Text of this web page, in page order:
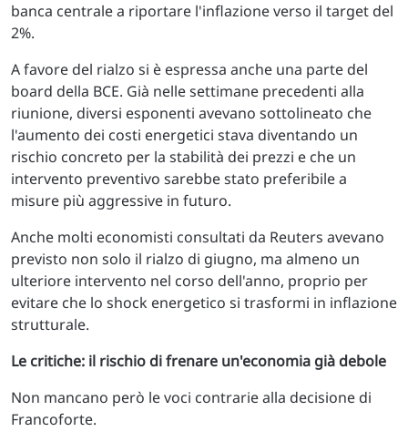
banca centrale a riportare l'inflazione verso il target del
2%.
A favore del rialzo si è espressa anche una parte del
board della BCE. Già nelle settimane precedenti alla
riunione, diversi esponenti avevano sottolineato che
l'aumento dei costi energetici stava diventando un
rischio concreto per la stabilità dei prezzi e che un
intervento preventivo sarebbe stato preferibile a
misure più aggressive in futuro.
Anche molti economisti consultati da Reuters avevano
previsto non solo il rialzo di giugno, ma almeno un
ulteriore intervento nel corso dell'anno, proprio per
evitare che lo shock energetico si trasformi in inflazione
strutturale.
Le critiche: il rischio di frenare un'economia già debole
Non mancano però le voci contrarie alla decisione di
Francoforte.